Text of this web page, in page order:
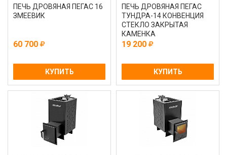
ПЕЧЬ ДРОВЯНАЯ ПЕГАС 16
ЗМЕЕВИК
60 700
КУПИТЬ
ПЕЧЬ ДРОВЯНАЯ ПЕГАС
ТУНДРА-14 КОНВЕНЦИЯ
СТЕКЛО ЗАКРЫТАЯ
КАМЕНКА
19 200
КУПИТЬ